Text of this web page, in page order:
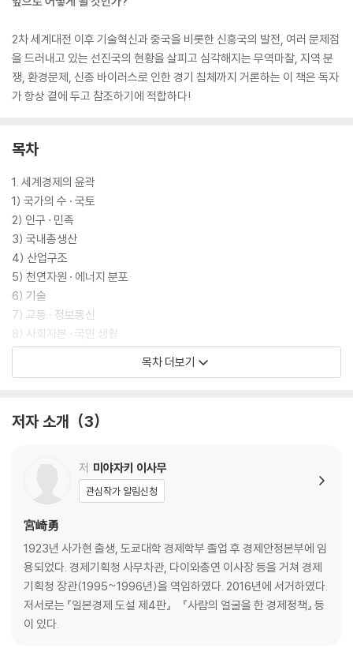
2차 세계대전 이후 기술혁신과 중국을 비롯한 신흥국의 발전, 여러 문제점
을 드러내고 있는 선진국의 현황을 살피고 심각해지는 무역마찰, 지역 분
쟁, 환경문제, 신종 바이러스로 인한 경기 침체까지 거론하는 이 책은 독자
가 항상 곁에 두고 참조하기에 적합하다!
목차
1. 세계경제의 윤곽
1) 국가의 수 · 국토
2) 인구 · 민족
3) 국내총생산
4) 산업구조
5) 천연자원 · 에너지 분포
6) 기술
7) 교통 · 정보통신
8) 사회자본 · 국민 생활
9) 정치와 경제
2) 무역수지와 무역구조
4) 디지털 무역
6) 농산품 무역
7) 관세 · 비관세장벽
8) 직접투자
9) WTO, 위기에 처한 체제
10) 미일 경제 마찰의 교훈
3. 국제금융
목차 더보기
저자 소개 3
저 미야자키 이사무
관심작가 알림신청
宮崎勇
1923년 사가현 출생, 도쿄대학 경제학부 졸업 후 경제안정본부에 임
용되었다. 경제기획청 사무차관, 다이와총연 이사장 등을 거쳐 경제
기획청 장관(1995~1996년)을 역임하였다. 2016년에 서거하였다.
저서로는 『일본경제 도설 제4판』 『사람의 얼굴을 한 경제정책』 등
이 있다.